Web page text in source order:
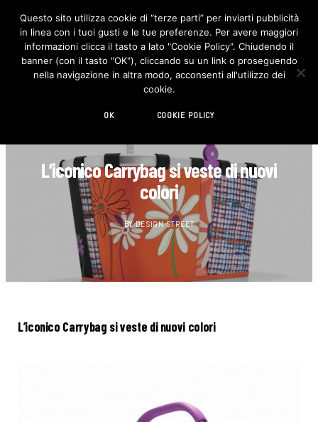
F
c
e
b
o
I
n
s
t
L’iconico Carrybag si veste di nuovi
colori
BY DESIGN STREET
L’iconico Carrybag si veste di nuovi colori
Questo sito utilizza cookie di “terze parti” per inviarti pubblicità
in linea con i tuoi gusti e le tue preferenze. Per avere maggiori
informazioni clicca il tasto a lato "Cookie Policy". Chiudendo il
banner (con il tasto "OK"), cliccando su un link o proseguendo
nella navigazione in altra modo, acconsenti all'utilizzo dei
cookie.
OK COOKIE POLICY